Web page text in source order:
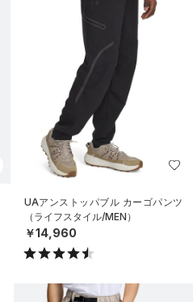
UAアンストッパブル カーゴパンツ
（ライフスタイル/MEN）
￥14,960